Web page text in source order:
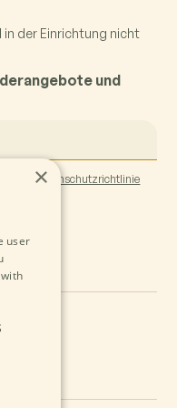
in der Einrichtung nicht
und
Datenschutzrichtlinie
×
user